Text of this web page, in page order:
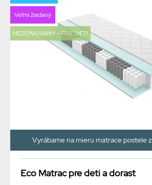
Veľmi žiadaný
NEZÓNOVANÝ - PRE DETI
Vyrábame na mieru matrace postele
Eco Matrac pre deti a dorast